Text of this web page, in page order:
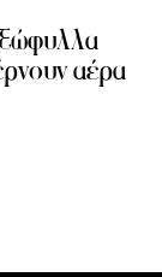
αέρα